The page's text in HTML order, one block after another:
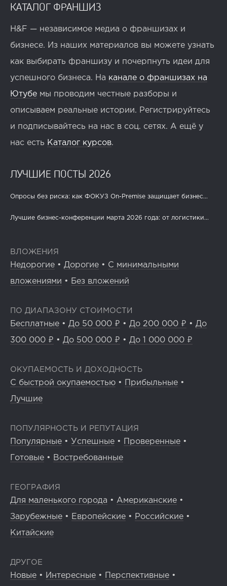
КАТАЛОГ ФРАНШИЗ
H&F — независимое медиа о франшизах и
бизнесе. Из наших материалов вы можете узнать
как выбирать франшизу и почерпнуть идеи для
успешного бизнеса. На канале о франшизах на
Ютубе мы проводим честные разборы и
описываем реальные истории. Регистрируйтесь
и подписывайтесь на нас в соц. сетях. А ещё у
нас есть Каталог курсов.
ЛУЧШИЕ ПОСТЫ 2026
Опросы без риска: как ФОКУЗ On-Premise защищает бизнес...
Лучшие бизнес-конференции марта 2026 года: от логистики...
ВЛОЖЕНИЯ
Недорогие • Дорогие • С минимальными
вложениями • Без вложений
ПО ДИАПАЗОНУ СТОИМОСТИ
Бесплатные • До 50 000 ₽ • До 200 000 ₽ • До
300 000 ₽ • До 500 000 ₽ • До 1 000 000 ₽
ОКУПАЕМОСТЬ И ДОХОДНОСТЬ
С быстрой окупаемостью • Прибыльные •
Лучшие
ПОПУЛЯРНОСТЬ И РЕПУТАЦИЯ
Популярные • Успешные • Проверенные •
Готовые • Востребованные
ГЕОГРАФИЯ
Для маленького города • Американские •
Зарубежные • Европейские • Российские •
Китайские
ДРУГОЕ
Новые • Интересные • Перспективные •